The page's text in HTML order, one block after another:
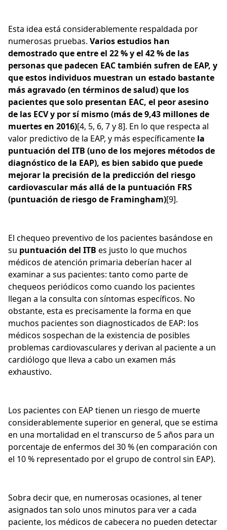
Esta idea está considerablemente respaldada por
numerosas pruebas. Varios estudios han
demostrado que entre el 22 % y el 42 % de las
personas que padecen EAC también sufren de EAP, y
que estos individuos muestran un estado bastante
más agravado (en términos de salud) que los
pacientes que solo presentan EAC, el peor asesino
de las ECV y por sí mismo (más de 9,43 millones de
muertes en 2016)[4, 5, 6, 7 y 8]. En lo que respecta al
valor predictivo de la EAP, y más específicamente la
puntuación del ITB (uno de los mejores métodos de
diagnóstico de la EAP), es bien sabido que puede
mejorar la precisión de la predicción del riesgo
cardiovascular más allá de la puntuación FRS
(puntuación de riesgo de Framingham)[9].
El chequeo preventivo de los pacientes basándose en
su puntuación del ITB es justo lo que muchos
médicos de atención primaria deberían hacer al
examinar a sus pacientes: tanto como parte de
chequeos periódicos como cuando los pacientes
llegan a la consulta con síntomas específicos. No
obstante, esta es precisamente la forma en que
muchos pacientes son diagnosticados de EAP: los
médicos sospechan de la existencia de posibles
problemas cardiovasculares y derivan al paciente a un
cardiólogo que lleva a cabo un examen más
exhaustivo.
Los pacientes con EAP tienen un riesgo de muerte
considerablemente superior en general, que se estima
en una mortalidad en el transcurso de 5 años para un
porcentaje de enfermos del 30 % (en comparación con
el 10 % representado por el grupo de control sin EAP).
Sobra decir que, en numerosas ocasiones, al tener
asignados tan solo unos minutos para ver a cada
paciente, los médicos de cabecera no pueden detectar